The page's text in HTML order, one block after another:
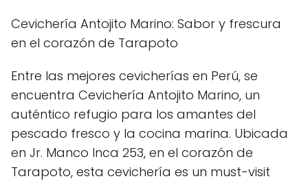
Cevichería Antojito Marino: Sabor y frescura
en el corazón de Tarapoto
Entre las mejores cevicherías en Perú, se
encuentra Cevichería Antojito Marino, un
auténtico refugio para los amantes del
pescado fresco y la cocina marina. Ubicada
en Jr. Manco Inca 253, en el corazón de
Tarapoto, esta cevichería es un must-visit